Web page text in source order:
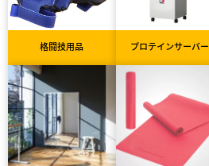
格闘技用品 プロテインサーバー